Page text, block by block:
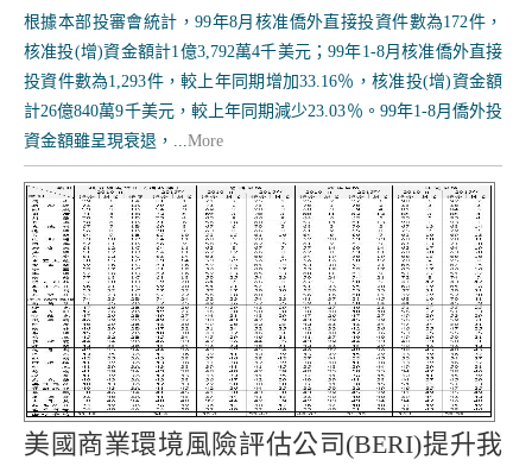
根據本部投審會統計，99年8月核准僑外直接投資件數為172件，
核准投(增)資金額計1億3,792萬4千美元；99年1-8月核准僑外直接
投資件數為1,293件，較上年同期增加33.16％，核准投(增)資金額
計26億840萬9千美元，較上年同期減少23.03％。99年1-8月僑外投
資金額雖呈現衰退，...More
美國商業環境風險評估公司(BERI)提升我